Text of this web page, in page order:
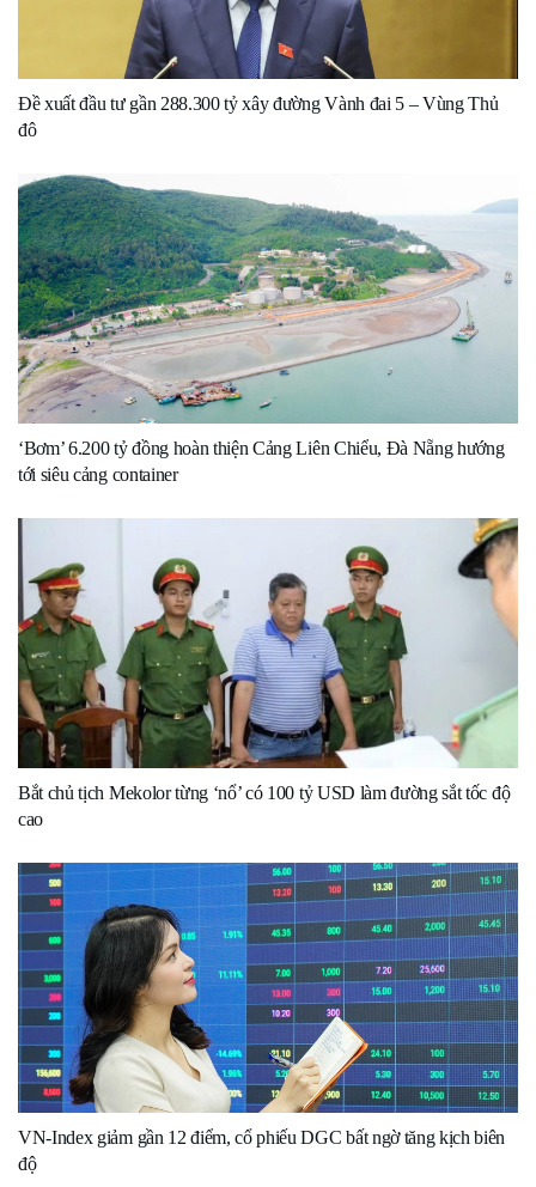
Đề xuất đầu tư gần 288.300 tỷ xây đường Vành đai 5 – Vùng Thủ
đô
‘Bơm’ 6.200 tỷ đồng hoàn thiện Cảng Liên Chiểu, Đà Nẵng hướng
tới siêu cảng container
Bắt chủ tịch Mekolor từng ‘nổ’ có 100 tỷ USD làm đường sắt tốc độ
cao
VN-Index giảm gần 12 điểm, cổ phiếu DGC bất ngờ tăng kịch biên
độ